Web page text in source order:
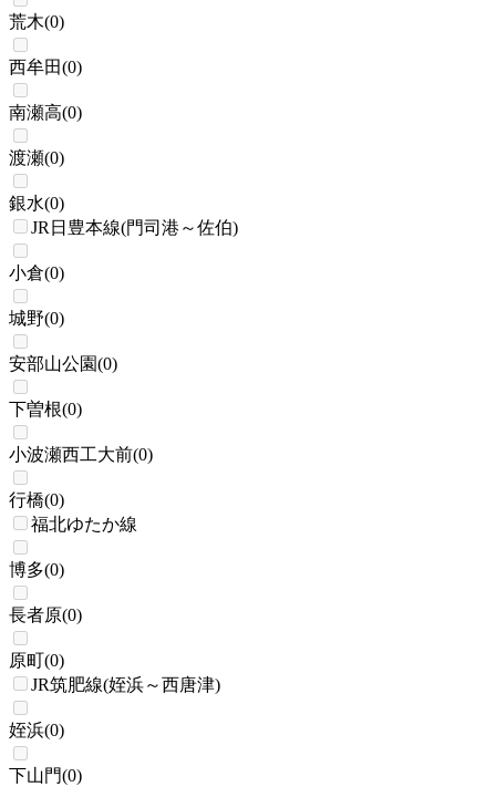
荒木(0)
西牟田(0)
南瀬高(0)
渡瀬(0)
銀水(0)
JR日豊本線(門司港～佐伯)
小倉(0)
城野(0)
安部山公園(0)
下曽根(0)
小波瀬西工大前(0)
行橋(0)
福北ゆたか線
博多(0)
長者原(0)
原町(0)
JR筑肥線(姪浜～西唐津)
姪浜(0)
下山門(0)